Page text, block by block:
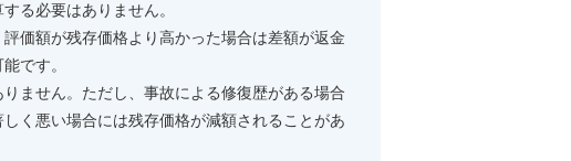
る必要はありません。
価額が残存価格より高かった場合は差額が返金
です。
ません。ただし、事故による修復歴がある場合
く悪い場合には残存価格が減額されることがあ